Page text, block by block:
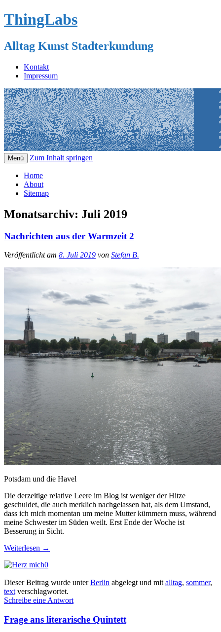
ThingLabs
Alltag Kunst Stadterkundung
Kontakt
Impressum
Menü Zum Inhalt springen
Home
About
Sitemap
Monatsarchiv: Juli 2019
Nachrichten aus der Warmzeit 2
Veröffentlicht am 8. Juli 2019 von Stefan B.
Potsdam und die Havel
Die derzeitige relative Leere im Blog ist weniger der Hitze
geschuldet, die auch merklich nachgelassen hat, als dem Umstand,
dass ich mich momentan um meine Mutter kümmern muss, während
meine Schwester im Süden weilt. Erst Ende der Woche ist
Besserung in Sicht.
Weiterlesen →
0
Dieser Beitrag wurde unterBerlin abgelegt und mit alltag, sommer,
text verschlagwortet.
Schreibe eine Antwort
Frage ans literarische Quintett